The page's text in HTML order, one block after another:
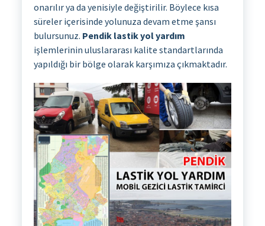
onarılır ya da yenisiyle değiştirilir. Böylece kısa
süreler içerisinde yolunuza devam etme şansı
bulursunuz. Pendik lastik yol yardım
işlemlerinin uluslararası kalite standartlarında
yapıldığı bir bölge olarak karşımıza çıkmaktadır.